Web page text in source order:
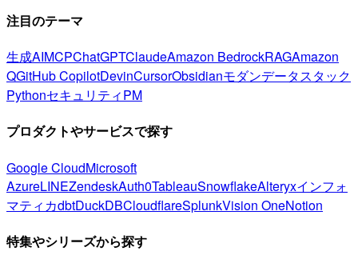
注目のテーマ
生成AIMCPChatGPTClaudeAmazon BedrockRAGAmazon
QGitHub CopilotDevinCursorObsidianモダンデータスタック
PythonセキュリティPM
プロダクトやサービスで探す
Google CloudMicrosoft
AzureLINEZendeskAuth0TableauSnowflakeAlteryxインフォ
マティカdbtDuckDBCloudflareSplunkVision OneNotion
特集やシリーズから探す